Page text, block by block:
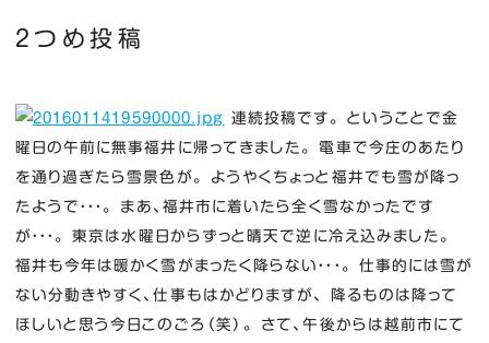
２つめ投稿
連続投稿です。 ということで金
曜日の午前に無事福井に帰ってきました。 電車で今庄のあたり
を通り過ぎたら雪景色が。 ようやくちょっと福井でも雪が降っ
たようで・・・。 まあ、福井市に着いたら全く雪なかったです
が・・・。 東京は水曜日からずっと晴天で逆に冷え込みました。
福井も今年は暖かく雪がまったく降らない・・・。 仕事的には雪が
ない分動きやすく、仕事もはかどりますが、 降るものは降って
ほしいと思う今日このごろ（笑）。 さて、午後からは越前市にて